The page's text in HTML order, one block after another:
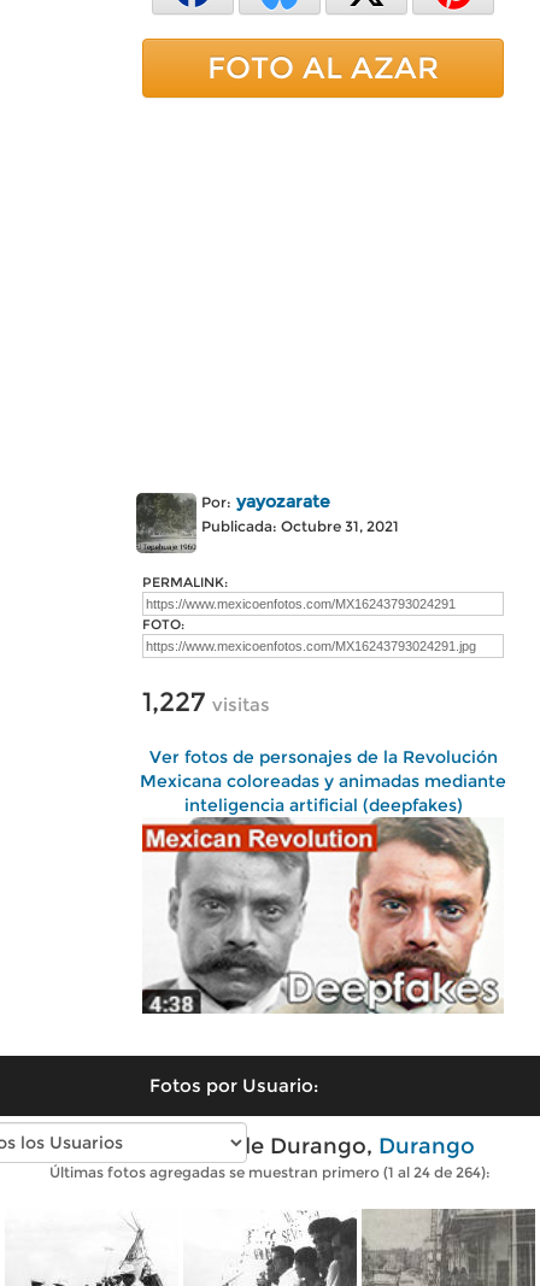
FOTO AL AZAR
Por: yayozarate
Publicada: Octubre 31, 2021
PERMALINK:
FOTO:
1,227 visitas
Ver fotos de personajes de la Revolución
Mexicana coloreadas y animadas mediante
inteligencia artificial (deepfakes)
Fotos por Usuario:
Fotos antiguas de Durango, Durango
Últimas fotos agregadas se muestran primero (1 al 24 de 264):